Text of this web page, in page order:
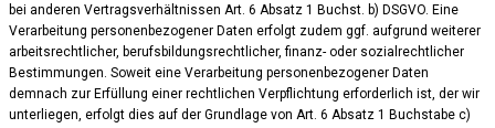
bei anderen Vertragsverhältnissen Art. 6 Absatz 1 Buchst. b) DSGVO. Eine
Verarbeitung personenbezogener Daten erfolgt zudem ggf. aufgrund weiterer
arbeitsrechtlicher, berufsbildungsrechtlicher, finanz- oder sozialrechtlicher
Bestimmungen. Soweit eine Verarbeitung personenbezogener Daten
demnach zur Erfüllung einer rechtlichen Verpflichtung erforderlich ist, der wir
unterliegen, erfolgt dies auf der Grundlage von Art. 6 Absatz 1 Buchstabe c)